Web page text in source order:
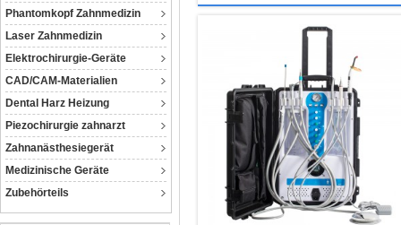
Phantomkopf Zahnmedizin
Laser Zahnmedizin
Elektrochirurgie-Geräte
CAD/CAM-Materialien
Dental Harz Heizung
Piezochirurgie zahnarzt
Zahnanästhesiegerät
Medizinische Geräte
Zubehörteils